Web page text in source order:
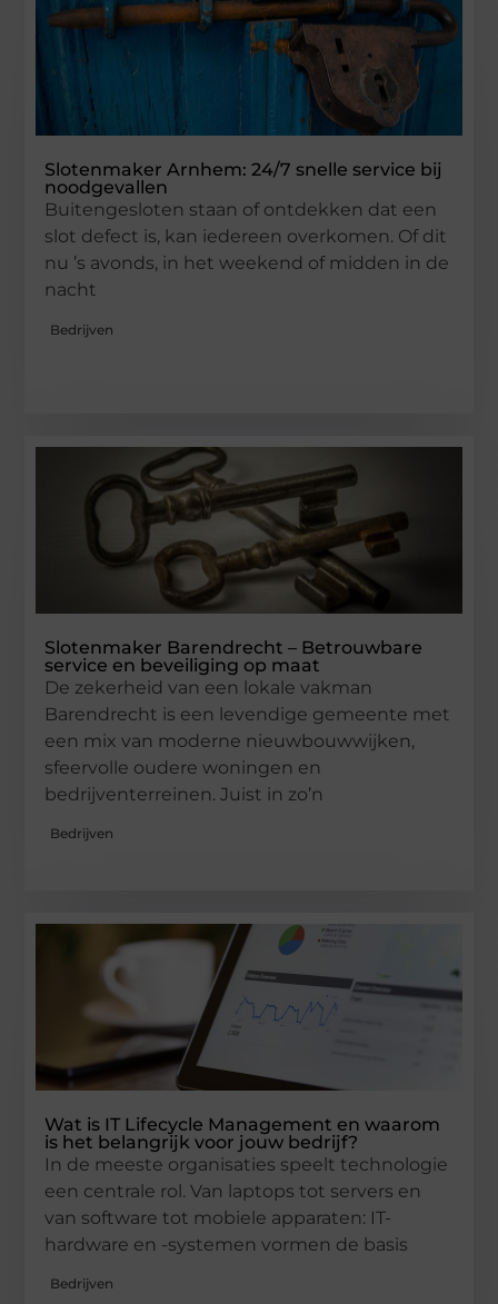
Slotenmaker Arnhem: 24/7 snelle service bij
noodgevallen
Buitengesloten staan of ontdekken dat een
slot defect is, kan iedereen overkomen. Of dit
nu ’s avonds, in het weekend of midden in de
nacht
Bedrijven
Slotenmaker Barendrecht – Betrouwbare
service en beveiliging op maat
De zekerheid van een lokale vakman
Barendrecht is een levendige gemeente met
een mix van moderne nieuwbouwwijken,
sfeervolle oudere woningen en
bedrijventerreinen. Juist in zo’n
Bedrijven
Wat is IT Lifecycle Management en waarom
is het belangrijk voor jouw bedrijf?
In de meeste organisaties speelt technologie
een centrale rol. Van laptops tot servers en
van software tot mobiele apparaten: IT-
hardware en -systemen vormen de basis
Bedrijven